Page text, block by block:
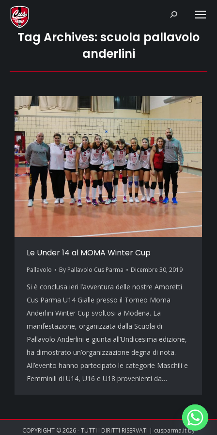
Search:
Tag Archives: scuola pallavolo
anderlini
Le Under 14 al MOMA Winter Cup
Pallavolo By Pallavolo Cus Parma Dicembre 30, 2019
Si è conclusa ieri l’avventura delle nostre Amoretti
Cus Parma U14 Gialle presso il Torneo Moma
Anderlini Winter Cup svoltosi a Modena. La
manifestazione, organizzata dalla Scuola di
Pallavolo Anderlini e giunta all’Undicesima edizione,
ha dimostrato un’organizzazione degna di nota.
All’evento hanno partecipato le categorie Maschili e
Femminili di U14, U16 e U18 provenienti da…
COPYRIGHT © 2026 - TUTTI I DIRITTI RISERVATI | cusparma.it by